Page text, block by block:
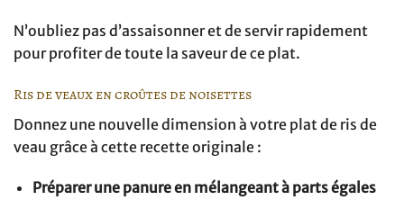
N’oubliez pas d’assaisonner et de servir rapidement
pour profiter de toute la saveur de ce plat.
Ris de veaux en croûtes de noisettes
Donnez une nouvelle dimension à votre plat de ris de
veau grâce à cette recette originale :
Préparer une panure en mélangeant à parts égales